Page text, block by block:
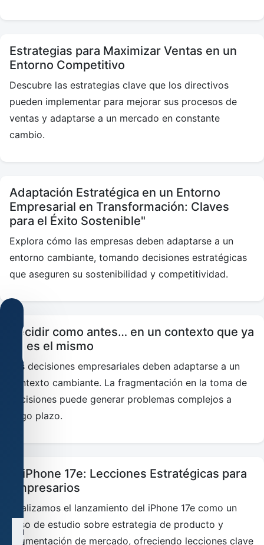
Estrategias para Maximizar Ventas en un
Entorno Competitivo
Descubre las estrategias clave que los directivos
pueden implementar para mejorar sus procesos de
ventas y adaptarse a un mercado en constante
cambio.
Adaptación Estratégica en un Entorno
Empresarial en Transformación: Claves
para el Éxito Sostenible"
Explora cómo las empresas deben adaptarse a un
entorno cambiante, tomando decisiones estratégicas
que aseguren su sostenibilidad y competitividad.
Decidir como antes… en un contexto que ya
no es el mismo
Las decisiones empresariales deben adaptarse a un
contexto cambiante. La fragmentación en la toma de
decisiones puede generar problemas complejos a
largo plazo.
El iPhone 17e: Lecciones Estratégicas para
Empresarios
Analizamos el lanzamiento del iPhone 17e como un
caso de estudio sobre estrategia de producto y
segmentación de mercado, ofreciendo lecciones clave
Configuración
de
cookies
Usamos
lo
cookies
analíticas.
Puedes
aceptar